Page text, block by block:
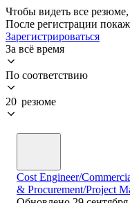
Чтобы видеть все резюме,
После регистрации
Зарегистрироваться
За всё время
По соответствию
20 резюме
Cost Engineer/
& Procurement/Project